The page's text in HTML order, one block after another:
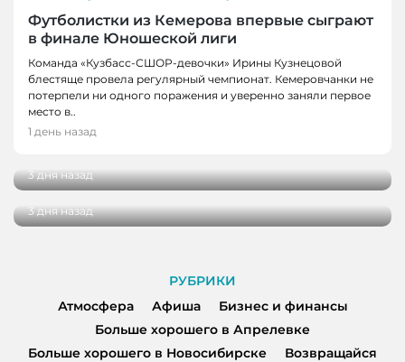
Футболистки из Кемерова впервые сыграют
в финале Юношеской лиги
Команда «Кузбасс-СШОР-девочки» Ирины Кузнецовой
блестяще провела регулярный чемпионат. Кемеровчанки не
потерпели ни одного поражения и уверенно заняли первое
место в..
1 день назад
НОВОСТИ, НОВОСТИ КЕМЕРОВО
В Кемерове выбрали лучшую практику
3 дня назад
НОВОСТИ, НОВОСТИ КЕМЕРОВО, НОВОСТИ
НОВОКУЗНЕЦКА
проектов
3 дня назад
РУБРИКИ
Атмосфера
Афиша
Бизнес и финансы
Больше хорошего в Апрелевке
Больше хорошего в Новосибирске
Возвращайся